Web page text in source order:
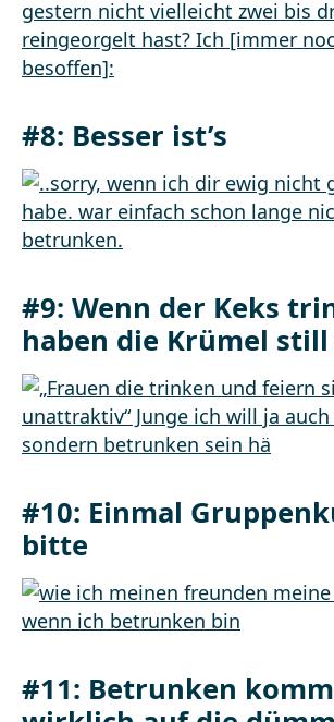
#8: Besser ist’s
#9: Wenn der Keks
haben die Krümel still
#10: Einmal
bitte
#11: Betrunken